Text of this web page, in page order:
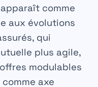
comme
aux évolutions
qui
plus agile,
modulables
axe